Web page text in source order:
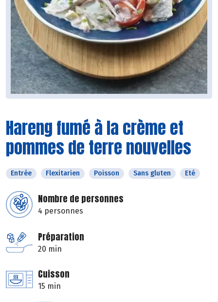
Hareng fumé à la crème et
pommes de terre nouvelles
Entrée Flexitarien Poisson Sans gluten Eté
Nombre de personnes
4 personnes
Préparation
20 min
Cuisson
15 min